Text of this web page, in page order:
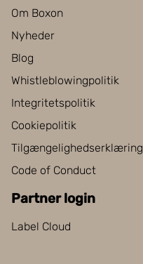
Om Boxon
Nyheder
Blog
Whistleblowingpolitik
Integritetspolitik
Cookiepolitik
Tilgængelighedserklæring
Code of Conduct
Partner login
Label Cloud